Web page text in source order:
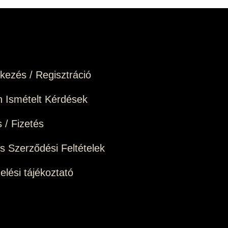
/ Regisztráció
Ismételt Kérdések
/ Fizetés
Szerződési Feltételek
tájékoztató